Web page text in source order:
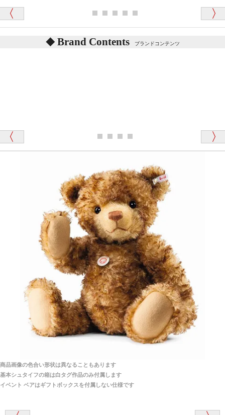
体をねかせたりおこしたりすると「グーグー」と鳴く
記載しておりますので、ぜひ探してみてください。
ディベアがいます。
「スクエーカー内蔵」と記載しておりますので、ぜひ
探してみてください。
シュタイフ社製品の実物を見ることはできますか？
当店はネット販売ですので実物をお見せすることが
できません。
海外からのお取り寄せと言うことですが、商品はきち
んと届きますか？
ご安心ください！商品は確実にお届けします。
商品は直接海外から届くのですか。受取の際、関税な
どはかかりますか？
商品は全て当店へ入荷させたのち欠品を行いお客様
関税はすべて当店にて処理しますのでお客様のご負担
は一切ありません。
商品が届くまでにはどのくらいの期間がかかります
「商品説明が細やかで丁寧であったことです」
「前に買ったことがあったお店でしたので」
千葉県 U・Y 様 （女性）
「ChatGPTを利用したところ「くまの小屋」さ
んを紹介され…」
埼玉県 S・W 様
「送られる際にメールなどで届けて頂きとても
安心感がありました」
大阪府 Y・W 様 （男性）
「取り扱っているNetショップで一番信用出来
Brand Contents ブランドコンテンツ
商品画像の色合い形状は異なることもあります
基本シュタイフの箱は白タグ作品のみ付属します
イベント ベアはギフトボックスを付属しない仕様です